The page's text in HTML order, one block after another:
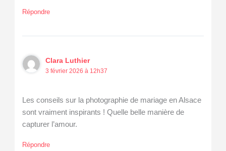
Répondre
Clara Luthier
3 février 2026 à 12h37
Les conseils sur la photographie de mariage en Alsace
sont vraiment inspirants ! Quelle belle manière de
capturer l’amour.
Répondre